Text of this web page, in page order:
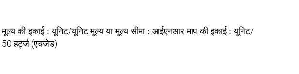
मूल्य की इकाई :यूनिट/यूनिट मूल्य या मूल्य सीमा : आईएनआर माप की इकाई :यूनिट/
50 हर्ट्ज (एचजेड)